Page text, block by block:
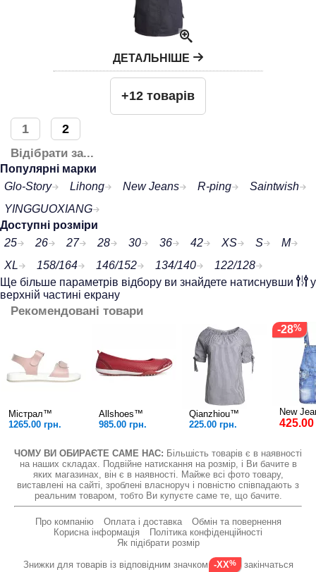
ДЕТАЛЬНІШЕ
+12 товарів
1
2
Відібрати за...
Популярні марки
Glo-Story
Lihong New Jeans R-ping
Saintwish
YINGGUOXIANG
Доступні розміри
25
26 27 28 30 36 42 XS S
M
XL
158/164 146/152 134/140
122/128
Ще більше параметрів відбору ви знайдете натиснувши
у
верхній частині екрану
Рекомендовані товари
Містрал™
1265.00 грн.
Allshoes™
985.00 грн.
Qianzhiou™
225.00 грн.
-28
New
425.00
ЧОМУ ВИ ОБИРАЄТЕ САМЕ НАС: Більшість товарів є в наявності
на наших складах. Подвійне натискання на розмір, і Ви бачите в
яких магазинах, він є в наявності. Майже всі фото товару,
виставлені на сайті, зроблені власноруч і повністю співпадають з
реальним товаром, тобто Ви купуєте саме те, що бачите.
Про компанію Оплата і доставка
Обмін та повернення
Корисна інформація
Політика конфіденційності
Як підібрати розмір
Знижки для товарів із відповідним значком -XX закінчаться